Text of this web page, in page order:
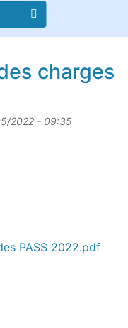
charges
2022 - 09:35
PASS 2022.pdf